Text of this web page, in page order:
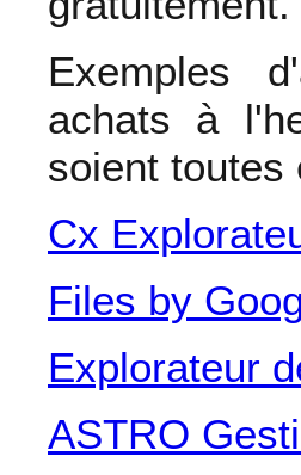
Exemples
achats à
soient toutes
Cx
Files by
Explorateur
ASTRO